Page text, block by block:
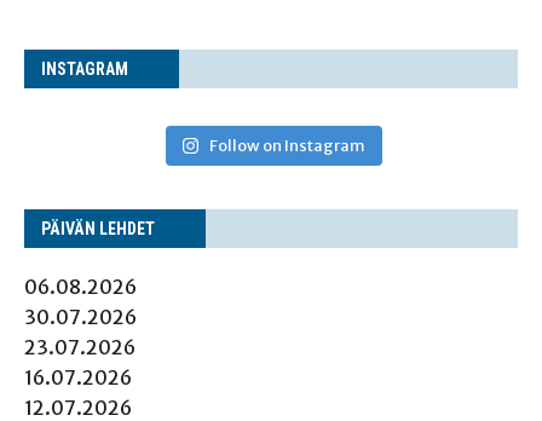
INS­TA­GRAM
Follow on Instagram
PÄI­VÄN LEHDET
06.08.2026
30.07.2026
23.07.2026
16.07.2026
12.07.2026